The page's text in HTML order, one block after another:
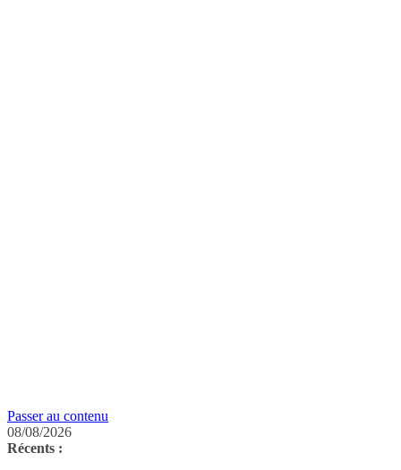
Passer au contenu
08/08/2026
Récents :